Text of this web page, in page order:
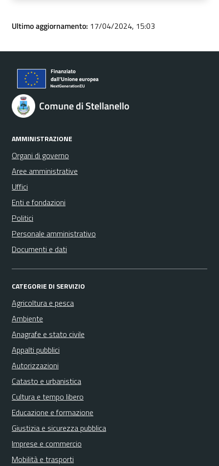
Ultimo aggiornamento: 17/04/2024, 15:03
Comune di Stellanello
AMMINISTRAZIONE
Organi di governo
Aree amministrative
Uffici
Enti e fondazioni
Politici
Personale amministrativo
Documenti e dati
CATEGORIE DI SERVIZIO
Agricoltura e pesca
Ambiente
Anagrafe e stato civile
Appalti pubblici
Autorizzazioni
Catasto e urbanistica
Cultura e tempo libero
Educazione e formazione
Giustizia e sicurezza pubblica
Imprese e commercio
Mobilità e trasporti